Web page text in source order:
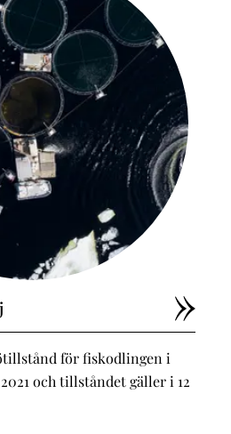
för fiskodlingen i
och tillståndet gäller i 12